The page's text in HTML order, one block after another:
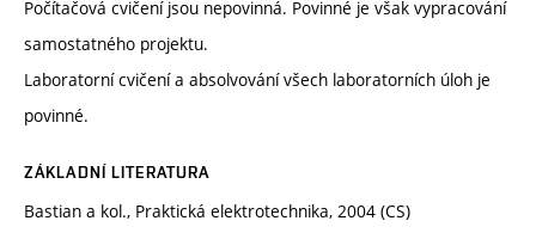
Počítačová cvičení jsou nepovinná. Povinné je však vypracování
samostatného projektu.
Laboratorní cvičení a absolvování všech laboratorních úloh je
povinné.
ZÁKLADNÍ LITERATURA
Bastian a kol., Praktická elektrotechnika, 2004 (CS)